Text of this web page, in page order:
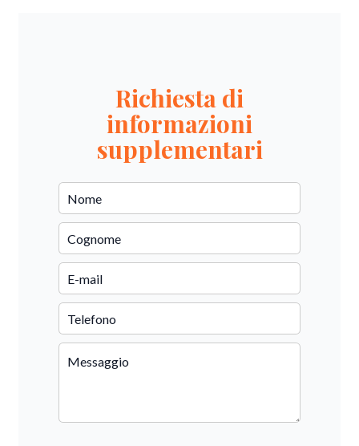
Richiesta di
informazioni
supplementari